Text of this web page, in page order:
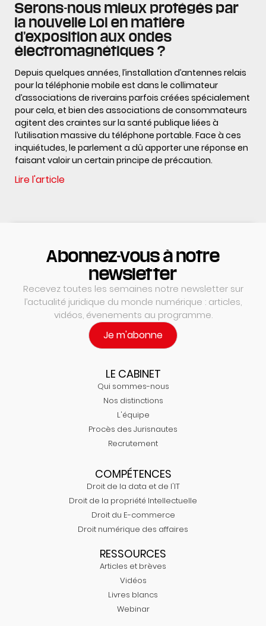
Serons-nous mieux protégés par
la nouvelle Loi en matière
d'exposition aux ondes
électromagnétiques ?
Depuis quelques années, l’installation d’antennes relais
pour la téléphonie mobile est dans le collimateur
d’associations de riverains parfois créées spécialement
pour cela, et bien des associations de consommateurs
agitent des craintes sur la santé publique liées à
l’utilisation massive du téléphone portable. Face à ces
inquiétudes, le parlement a dû apporter une réponse en
faisant valoir un certain principe de précaution.
Lire l'article
Abonnez-vous à notre
newsletter
Recevez toutes les semaines notre newsletter sur
l’actualité juridique du monde numérique : articles,
vidéos, évenements au programme.
Je m'abonne
LE CABINET
Qui sommes-nous
Nos distinctions
L'équipe
Procès des Jurisnautes
Recrutement
COMPÉTENCES
Droit de la data et de l'IT
Droit de la propriété Intellectuelle
Droit du E-commerce
Droit numérique des affaires
RESSOURCES
Articles et brèves
Vidéos
Livres blancs
Webinar